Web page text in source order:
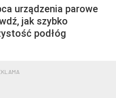
urządzenia parowe
jak szybko
podłóg